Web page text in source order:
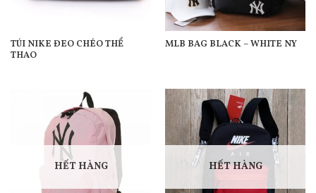
TÚI NIKE ĐEO CHÉO THỂ
THAO
MLB BAG BLACK – WHITE NY
HẾT HÀNG HẾT HÀNG